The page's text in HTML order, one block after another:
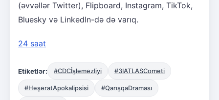
(əvvəllər Twitter), Flipboard, Instagram, TikTok,
Bluesky və LinkedIn-də də varıq.
24 saat
Etiketlər: #CDCİşləməzliyi #3IATLASCometi
#HəşəratApokalipsisi #QarışqaDraması